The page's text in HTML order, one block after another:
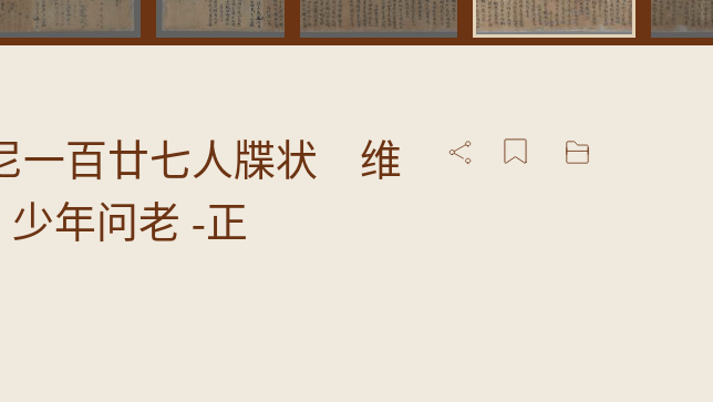
一百廿七人牒状 维
年问老 -正